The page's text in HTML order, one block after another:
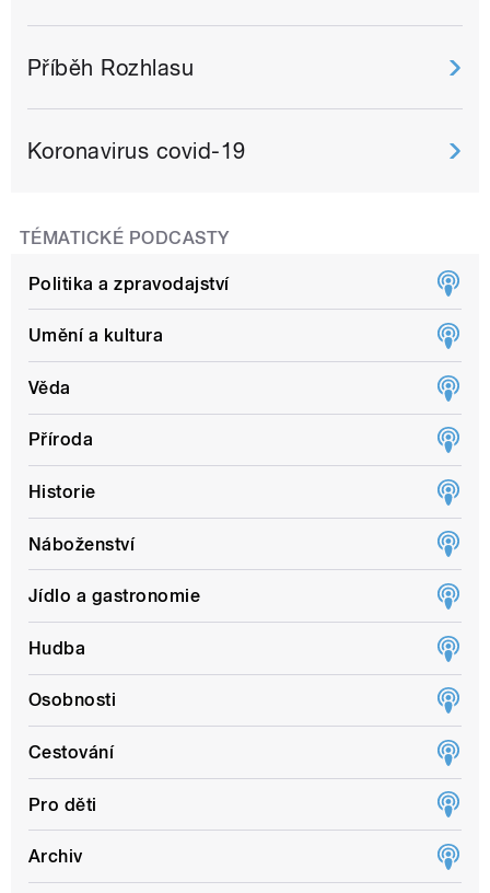
Příběh Rozhlasu
Koronavirus covid-19
TÉMATICKÉ PODCASTY
Politika a zpravodajství
Umění a kultura
Věda
Příroda
Historie
Náboženství
Jídlo a gastronomie
Hudba
Osobnosti
Cestování
Pro děti
Archiv